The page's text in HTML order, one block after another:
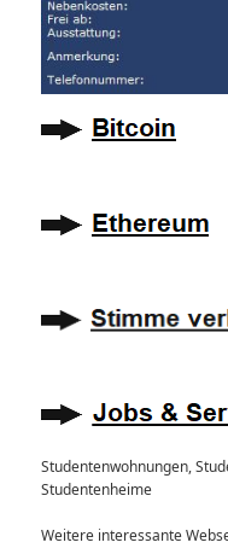
Studentenwohnungen,
Studentenheime
Weitere interessante